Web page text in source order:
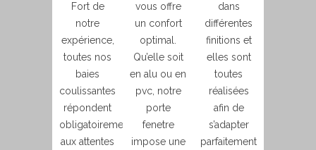
Fort de
notre
expérience,
toutes nos
baies
coulissantes
répondent
obligatoirement
aux attentes
vous offre
un confort
optimal.
Qu’elle soit
en alu ou en
pvc, notre
porte
fenetre
impose une
dans
différentes
finitions et
elles sont
toutes
réalisées
afin de
s’adapter
parfaitement